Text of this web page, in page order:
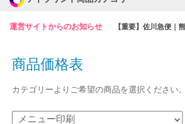
運営サイトからのお知らせ 【重要】佐川急便｜
商品価格表
カテゴリーよりご希望の商品を選択ください